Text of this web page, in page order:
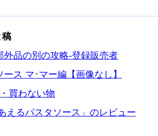
外品の別の攻略‐登録販売者
ス マ･マー編【画像なし】
買わない物
えるパスタソース」のレビュー